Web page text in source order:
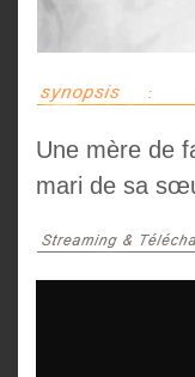
Une mère de
mari de sa